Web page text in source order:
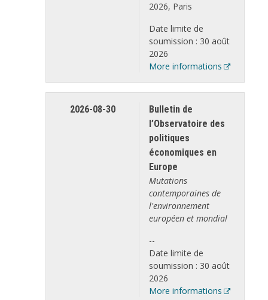
2026, Paris
Date limite de
soumission : 30 août
2026
More informations
2026-08-30
Bulletin de
l’Observatoire des
politiques
économiques en
Europe
Mutations
contemporaines de
l'environnement
européen et mondial
--
Date limite de
soumission : 30 août
2026
More informations